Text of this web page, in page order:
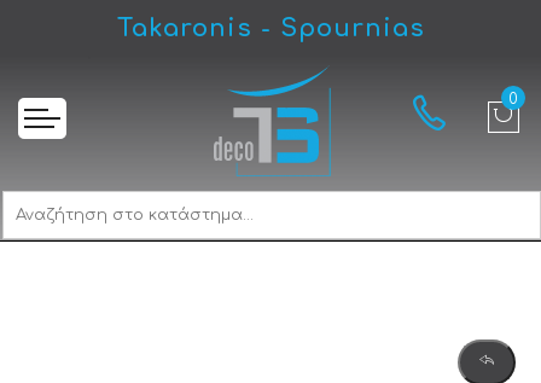
Takaronis - Spournias
Drop Luxus 85 White-2 Έπιπλο Μπάνιου Λευκό